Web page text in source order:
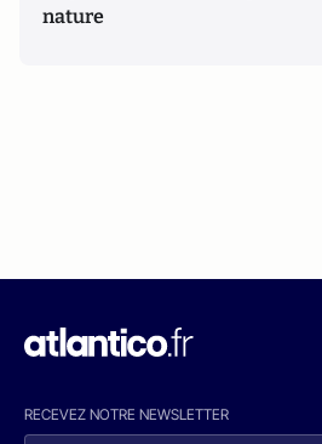
nature
RECEVEZ NOTRE NEWSLETTER